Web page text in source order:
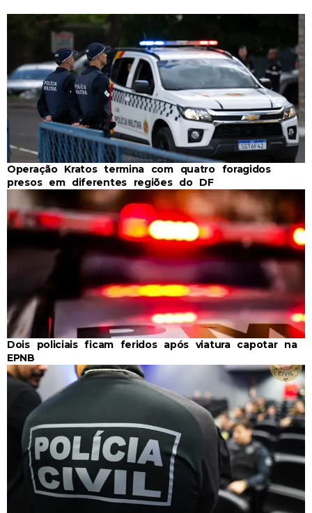
Operação Kratos termina com quatro foragidos
presos em diferentes regiões do DF
Dois policiais ficam feridos após viatura capotar na
EPNB